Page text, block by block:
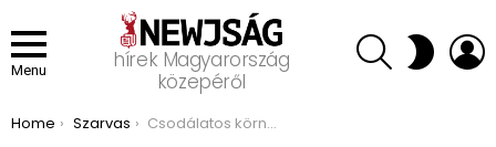
Menu
hírek Magyarország
közepéről
SEARCH SWITCH
SKIN
You are here:
Home Szarvas Csodálatos környezetben, inspiráló időjárás mellett zajlott az alkotótábor